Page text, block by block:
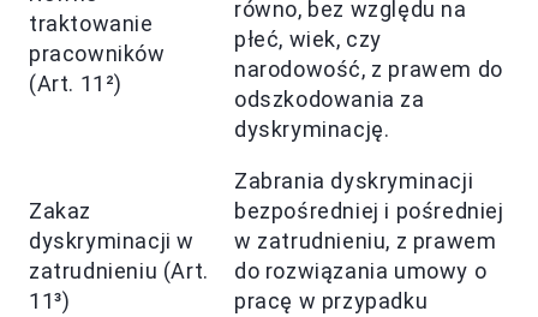
traktowanie
pracowników
(Art. 11²)
równo, bez względu na
płeć, wiek, czy
narodowość, z prawem do
odszkodowania za
dyskryminację.
Zakaz
dyskryminacji w
zatrudnieniu (Art.
11³)
Zabrania dyskryminacji
bezpośredniej i pośredniej
w zatrudnieniu, z prawem
do rozwiązania umowy o
pracę w przypadku